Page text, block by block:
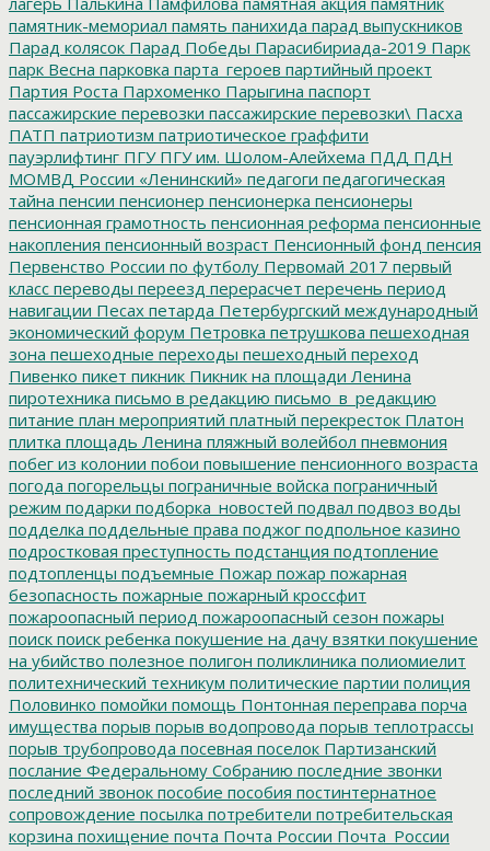
памятник-мемориал память панихида парад выпускников
Парад колясок Парад Победы Парасибириада-2019 Парк
парк Весна парковка парта_героев партийный проект
Партия Роста Пархоменко Парыгина паспорт
пассажирские перевозки пассажирские перевозки\ Пасха
ПАТП патриотизм патриотическое граффити
пауэрлифтинг ПГУПГУ им. Шолом-Алейхема ПДД ПДН
МОМВД России «Ленинский» педагоги педагогическая
тайна пенсии пенсионер пенсионерка пенсионеры
пенсионная грамотность пенсионная реформа пенсионные
накопления пенсионный возраст Пенсионный фонд пенсия
Первенство России по футболу Первомай 2017 первый
класс переводы переезд перерасчет перечень период
навигации Песах петарда Петербургский международный
экономический форум Петровка петрушкова пешеходная
зона пешеходные переходы пешеходный переход
Пивенко пикет пикник Пикник на площади Ленина
пиротехника письмо в редакцию письмо_в_редакцию
питание план мероприятий платный перекресток Платон
плитка площадь Ленина пляжный волейбол пневмония
побег из колонии побои повышение пенсионного возраста
погода погорельцы пограничные войска пограничный
режим подарки подборка_новостей подвал подвоз воды
подделка поддельные права поджог подпольное казино
подростковая преступность подстанция подтопление
подтопленцы подъемные Пожар пожар пожарная
безопасность пожарные пожарный кроссфит
пожароопасный период пожароопасный сезон пожары
поиск поиск ребенка покушение на дачу взятки покушение
на убийство полезное полигон поликлиника полиомиелит
политехнический техникум политические партии полиция
Половинко помойки помощь Понтонная переправа порча
имущества порыв порыв водопровода порыв теплотрассы
порыв трубопровода посевная поселок Партизанский
послание Федеральному Собранию последние звонки
последний звонок пособие пособия постинтернатное
сопровождение посылка потребители потребительская
корзина похищение почта Почта России Почта_России